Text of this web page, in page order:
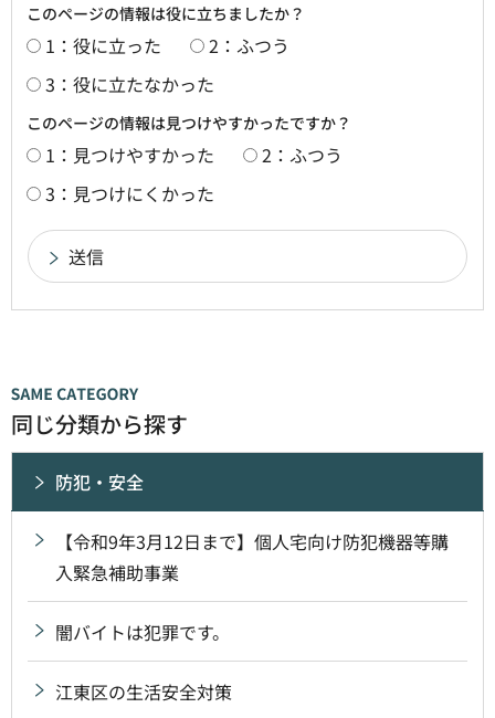
このページの情報は役に立ちましたか？
1：役に立った
2：ふつう
3：役に立たなかった
このページの情報は見つけやすかったですか？
1：見つけやすかった
2：ふつう
3：見つけにくかった
同じ分類から探す
防犯・安全
【令和9年3月12日まで】個人宅向け防犯機器等購
入緊急補助事業
闇バイトは犯罪です。
江東区の生活安全対策